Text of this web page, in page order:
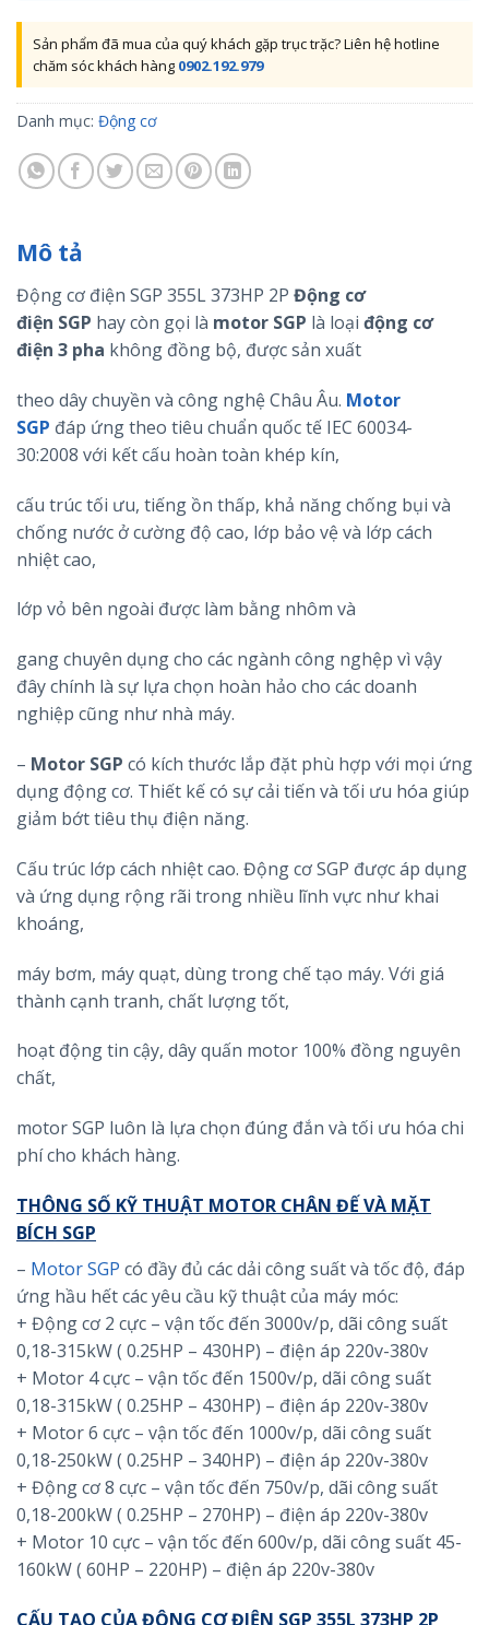
Sản phẩm đã mua của quý khách gặp trục trặc? Liên hệ hotline
chăm sóc khách hàng 0902.192.979
Danh mục: Động cơ
Mô tả
Động cơ điện SGP 355L 373HP 2P Động cơ
điện SGP hay còn gọi là motor SGP là loại động cơ
điện 3 pha không đồng bộ, được sản xuất
theo dây chuyền và công nghệ Châu Âu. Motor
SGP đáp ứng theo tiêu chuẩn quốc tế IEC 60034-
30:2008 với kết cấu hoàn toàn khép kín,
cấu trúc tối ưu, tiếng ồn thấp, khả năng chống bụi và
chống nước ở cường độ cao, lớp bảo vệ và lớp cách
nhiệt cao,
lớp vỏ bên ngoài được làm bằng nhôm và
gang chuyên dụng cho các ngành công nghệp vì vậy
đây chính là sự lựa chọn hoàn hảo cho các doanh
nghiệp cũng như nhà máy.
– Motor SGP có kích thước lắp đặt phù hợp với mọi ứng
dụng động cơ. Thiết kế có sự cải tiến và tối ưu hóa giúp
giảm bớt tiêu thụ điện năng.
Cấu trúc lớp cách nhiệt cao. Động cơ SGP được áp dụng
và ứng dụng rộng rãi trong nhiều lĩnh vực như khai
khoáng,
máy bơm, máy quạt, dùng trong chế tạo máy. Với giá
thành cạnh tranh, chất lượng tốt,
hoạt động tin cậy, dây quấn motor 100% đồng nguyên
chất,
motor SGP luôn là lựa chọn đúng đắn và tối ưu hóa chi
phí cho khách hàng.
THÔNG SỐ KỸ THUẬT MOTOR CHÂN ĐẾ VÀ MẶT
BÍCH SGP
– Motor SGP có đầy đủ các dải công suất và tốc độ, đáp
ứng hầu hết các yêu cầu kỹ thuật của máy móc:
+ Động cơ 2 cực – vận tốc đến 3000v/p, dãi công suất
0,18-315kW ( 0.25HP – 430HP) – điện áp 220v-380v
+ Motor 4 cực – vận tốc đến 1500v/p, dãi công suất
0,18-315kW ( 0.25HP – 430HP) – điện áp 220v-380v
+ Motor 6 cực – vận tốc đến 1000v/p, dãi công suất
0,18-250kW ( 0.25HP – 340HP) – điện áp 220v-380v
+ Động cơ 8 cực – vận tốc đến 750v/p, dãi công suất
0,18-200kW ( 0.25HP – 270HP) – điện áp 220v-380v
+ Motor 10 cực – vận tốc đến 600v/p, dãi công suất 45-
160kW ( 60HP – 220HP) – điện áp 220v-380v
CẤU TẠO CỦA ĐỘNG CƠ ĐIỆN SGP 355L 373HP 2P